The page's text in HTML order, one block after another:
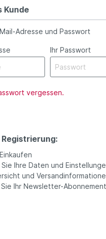
Präparate
Kunde
Adresse und Passwort
Ihr Passwort
vergessen.
Ihre Daten und
und
Ihr Newsletter-Abonnement